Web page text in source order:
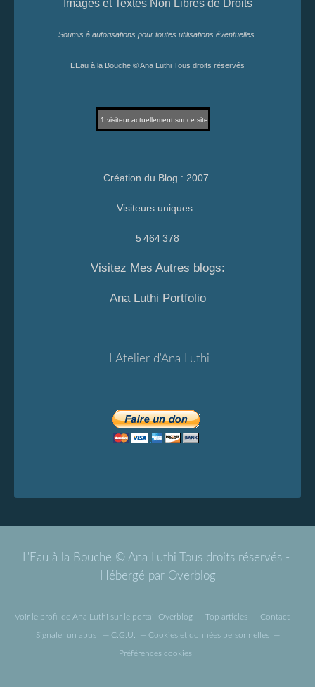
Images et Textes Non Libres de Droits
Soumis à autorisations pour toutes utilisations éventuelles
L’Eau à la Bouche © Ana Luthi Tous droits réservés
1 visiteur actuellement sur ce site
Création du Blog : 2007
Visiteurs uniques :
5 464 378
Visitez Mes Autres blogs:
Ana Luthi Portfolio
L'Atelier d'Ana Luthi
L'Eau à la Bouche © Ana Luthi Tous droits réservés -
Hébergé par Overblog
Voir le profil de Ana Luthi sur le portail Overblog Top articles Contact
Signaler un abus C.G.U. Cookies et données personnelles
Préférences cookies